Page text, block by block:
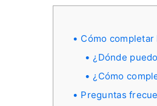
Cómo
¿Dónde
¿Cómo
Preguntas